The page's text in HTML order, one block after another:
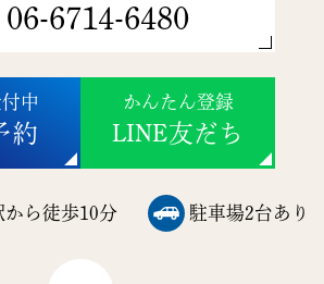
06-6714-6480
中
約
かんたん登録
LINE友だち
から徒歩10分 駐車場2台あり